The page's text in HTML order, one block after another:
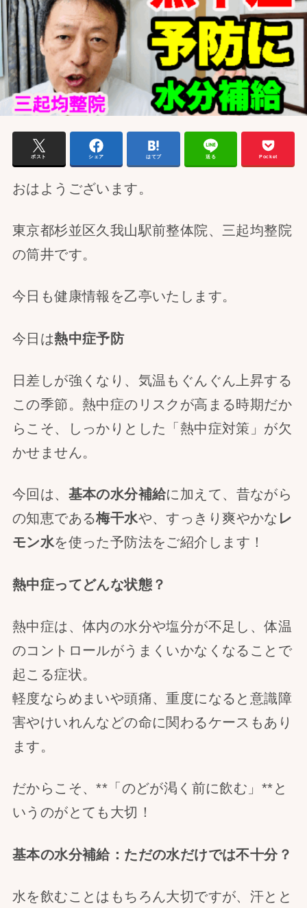
ポスト シェア はてブ 送る Pocket
おはようございます。
東京都杉並区久我山駅前整体院、三起均整院
の筒井です。
今日も健康情報を乙亭いたします。
今日は熱中症予防
日差しが強くなり、気温もぐんぐん上昇する
この季節。熱中症のリスクが高まる時期だか
らこそ、しっかりとした「熱中症対策」が欠
かせません。
今回は、 基本の水分補給に加えて、昔ながら
の知恵である梅干水や、すっきり爽やかな レ
モン水を使った予防法をご紹介します！
熱中症ってどんな状態？
熱中症は、体内の水分や塩分が不足し、体温
のコントロールがうまくいかなくなることで
起こる症状。
軽度ならめまいや頭痛、重度になると意識障
害やけいれんなどの命に関わるケースもあり
ます。
だからこそ、**「のどが渇く前に飲む」**と
いうのがとても大切！
基本の水分補給：ただの水だけでは不十分？
水を飲むことはもちろん大切ですが、汗とと